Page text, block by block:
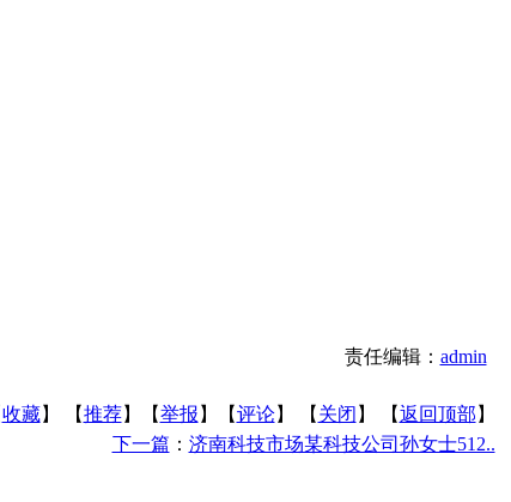
责任编辑： admin
收藏】 【推荐】【举报 】【评论】 【 关闭 】 【返回顶部 】
下一篇 ： 济南科技市场某科技公司孙女士512..